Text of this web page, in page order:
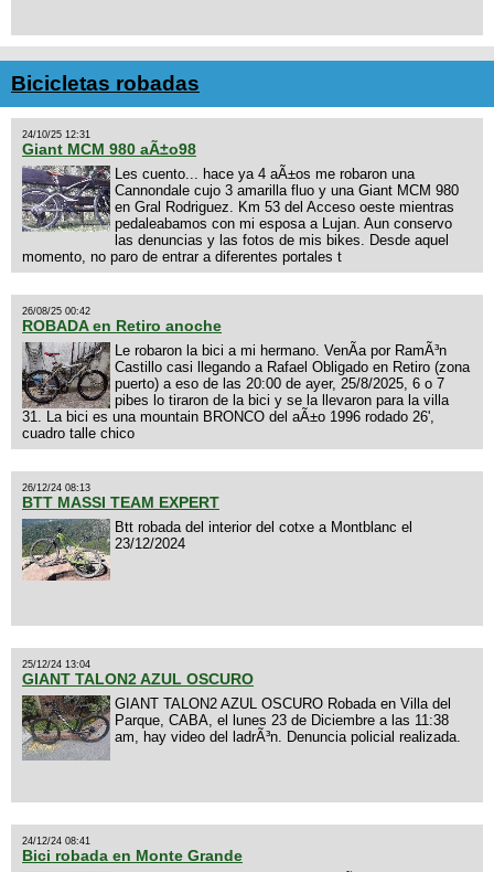
Bicicletas robadas
24/10/25 12:31
Giant MCM 980 aÃ±o98
Les cuento... hace ya 4 aÃ±os me robaron una
Cannondale cujo 3 amarilla fluo y una Giant MCM 980
en Gral Rodriguez. Km 53 del Acceso oeste mientras
pedaleabamos con mi esposa a Lujan. Aun conservo
las denuncias y las fotos de mis bikes. Desde aquel
momento, no paro de entrar a diferentes portales t
26/08/25 00:42
ROBADA en Retiro anoche
Le robaron la bici a mi hermano. VenÃ­a por RamÃ³n
Castillo casi llegando a Rafael Obligado en Retiro (zona
puerto) a eso de las 20:00 de ayer, 25/8/2025, 6 o 7
pibes lo tiraron de la bici y se la llevaron para la villa
31. La bici es una mountain BRONCO del aÃ±o 1996 rodado 26',
cuadro talle chico
26/12/24 08:13
BTT MASSI TEAM EXPERT
Btt robada del interior del cotxe a Montblanc el
23/12/2024
25/12/24 13:04
GIANT TALON2 AZUL OSCURO
GIANT TALON2 AZUL OSCURO Robada en Villa del
Parque, CABA, el lunes 23 de Diciembre a las 11:38
am, hay video del ladrÃ³n. Denuncia policial realizada.
24/12/24 08:41
Bici robada en Monte Grande